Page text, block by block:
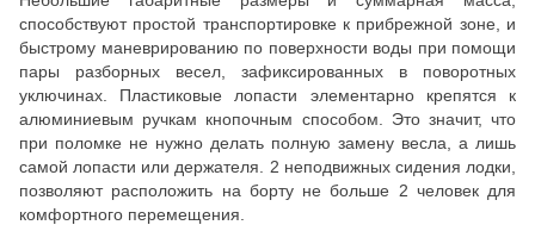
способствуют простой транспортировке к прибрежной зоне, и
быстрому маневрированию по поверхности воды при помощи
пары разборных весел, зафиксированных в поворотных
уключинах. Пластиковые лопасти элементарно крепятся к
алюминиевым ручкам кнопочным способом. Это значит, что
при поломке не нужно делать полную замену весла, а лишь
самой лопасти или держателя. 2 неподвижных сидения лодки,
позволяют расположить на борту не больше 2 человек для
комфортного перемещения.